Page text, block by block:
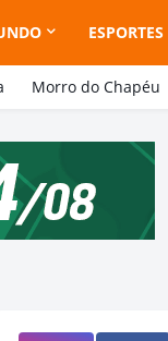
ESPORTES
Morro do Chapéu